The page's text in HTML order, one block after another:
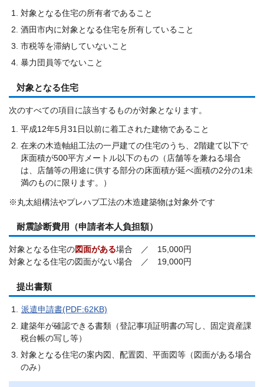
対象となる住宅の所有者であること
酒田市内に対象となる住宅を所有していること
市税等を滞納していないこと
暴力団員等でないこと
対象となる住宅
次のすべての項目に該当するものが対象となります。
平成12年5月31日以前に着工された建物であること
在来の木造軸組工法の一戸建ての住宅のうち、2階建て以下で
床面積が500平方メートル以下のもの（店舗等を兼ねる場合
は、店舗等の用途に供する部分の床面積が延べ面積の2分の1未
満のものに限ります。）
※丸太組構法やプレハブ工法の木造建築物は対象外です
耐震診断費用（申請者本人負担額）
対象となる住宅の図面がある場合 ／ 15,000円
対象となる住宅の図面がない場合 ／ 19,000円
提出書類
派遣申請書(PDF:62KB)
建築年が確認できる書類（登記事項証明書の写し、固定資産課
税台帳の写し等）
対象となる住宅の案内図、配置図、平面図等（図面がある場合
のみ）